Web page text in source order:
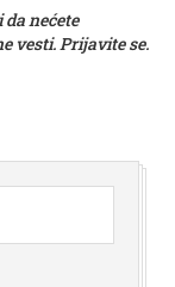
nećete
vesti. Prijavite se.